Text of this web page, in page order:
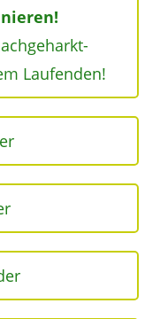
Laufenden!